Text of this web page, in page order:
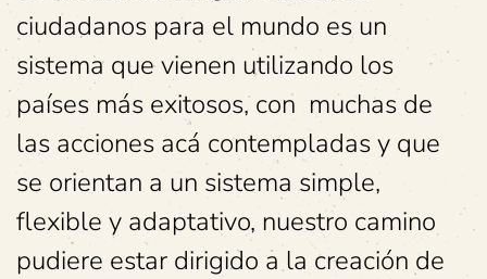
ciudadanos para el mundo es un
sistema que vienen utilizando los
países más exitosos, con muchas de
las acciones acá contempladas y que
se orientan a un sistema simple,
flexible y adaptativo, nuestro camino
pudiere estar dirigido a la creación de